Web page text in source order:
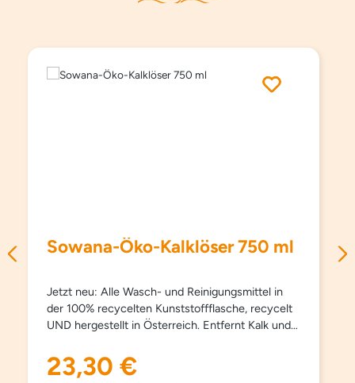
Sowana-Öko-Kalklöser 750 ml
Jetzt neu: Alle Wasch- und Reinigungsmittel in
der 100% recycelten Kunststoffflasche, recycelt
UND hergestellt in Österreich. Entfernt Kalk und
wirkungsvoll, zuverlässig und umweltschonend.
Besonders ausgewählte Zitronensäure unterstützt
Regulärer Preis:
23,30 €